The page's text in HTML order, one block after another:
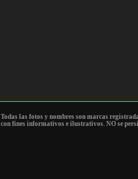
Todas las fotos y nombres son marcas
con fines informativos e ilustrativos. NO se